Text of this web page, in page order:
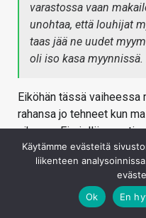
varastossa vaan
unohtaa, että louhijat
taas jää ne uudet
oli iso kasa myynnissä.
Eiköhän tässä
rahansa jo tehneet kun
aikansa. Ei siellä
jättänyt tilaisuutta
vanhoja varastoja siihen
julkaistaan ja saadaan
tässä on edelleen kun
Käytämme evästeitä
liikenteen
Ok
En